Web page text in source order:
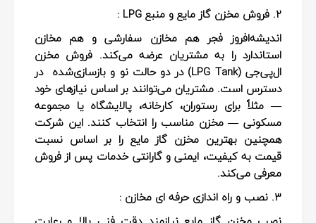
۲. فروش مخزن گاز مایع و منبع LPG :
اندیشه‌افروز فجر هم مخازن سفارشی و هم مخازن
استاندارد را به مشتریان عرضه می‌کند. فروش مخزن
ال‌پی‌جی (LPG Tank) در دو حالت نو و بازسازی‌شده در
دسترس است. مشتریان می‌توانند بر اساس نیازهای خود
— مثلاً برای رستوران، کارخانه، پالایشگاه یا مجموعه
مسکونی — مخزن مناسب را انتخاب کنند. این شرکت
همچنین بهترین مخزن گاز مایع را بر اساس نسبت
قیمت به کیفیت، ایمنی و گارانتی خدمات پس از فروش
معرفی می‌کند.
۳. نصب و راه‌ اندازی حرفه‌ ای مخازن :